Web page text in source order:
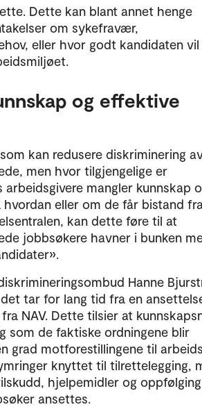
Dette kan blant annet henge
om sykefravær,
eller hvor godt kandidaten vil
og effektive
kan redusere diskriminering
men hvor tilgjengelige er
arbeidsgivere mangler kunnskap
eller om de får bistand
kan dette føre til at
jobbsøkere havner i bunken
Hanne
tar for lang tid fra en
NAV. Dette tilsier at
som de faktiske ordningene blir
grad motforestillingene til
knyttet til tilrettelegging,
hjelpemidler og
ansettes.